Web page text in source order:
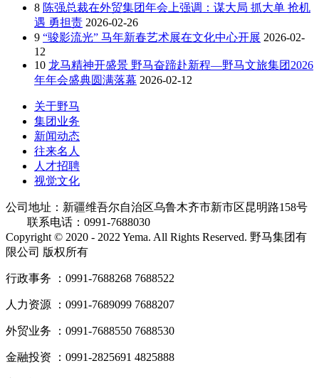
8 陈强总裁在外贸集团年会上强调：谋大局 抓大单 抢机
遇 勇担责 2026-02-26
9 “骏影流光” 马年新春艺术展在文化中心开展 2026-02-
12
10 龙马精神开盛景 野马奋蹄赴新程—野马文旅集团2026
年年会盛典圆满落幕 2026-02-12
关于野马
集团业务
新闻动态
往来名人
人才招聘
视觉文化
公司地址：新疆维吾尔自治区乌鲁木齐市新市区昆明路158号
联系电话：0991-7688030
Copyright © 2020 - 2022 Yema. All Rights Reserved. 野马集团有
限公司 版权所有
行政事务 ：0991-7688268 7688522
人力资源 ：0991-7689099 7688207
外贸业务 ：0991-7688550 7688530
金融投资 ：0991-2825691 4825888